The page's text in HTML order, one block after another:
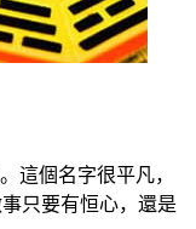
這個名字很平凡，
只要有恒心，還是